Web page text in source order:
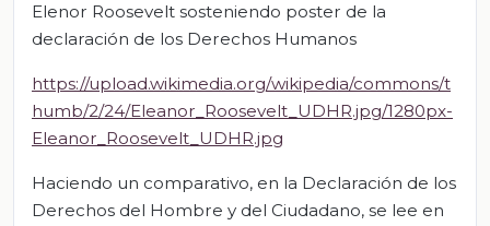
Elenor Roosevelt sosteniendo poster de la
declaración de los Derechos Humanos
https://upload.wikimedia.org/wikipedia/commons/t
humb/2/24/Eleanor_Roosevelt_UDHR.jpg/1280px-
Eleanor_Roosevelt_UDHR.jpg
Haciendo un comparativo, en la Declaración de los
Derechos del Hombre y del Ciudadano, se lee en